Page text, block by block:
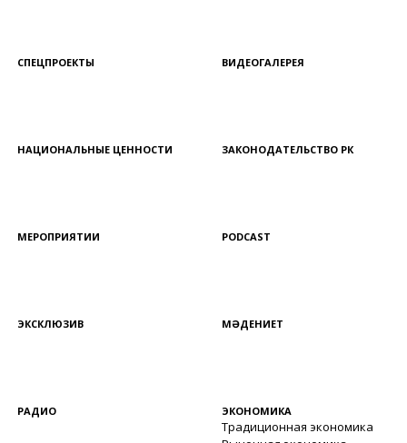
СПЕЦПРОЕКТЫ ВИДЕОГАЛЕРЕЯ
НАЦИОНАЛЬНЫЕ ЦЕННОСТИ ЗАКОНОДАТЕЛЬСТВО РК
МЕРОПРИЯТИИ PODCAST
ЭКСКЛЮЗИВ МӘДЕНИЕТ
РАДИО ЭКОНОМИКА
Традиционная экономика